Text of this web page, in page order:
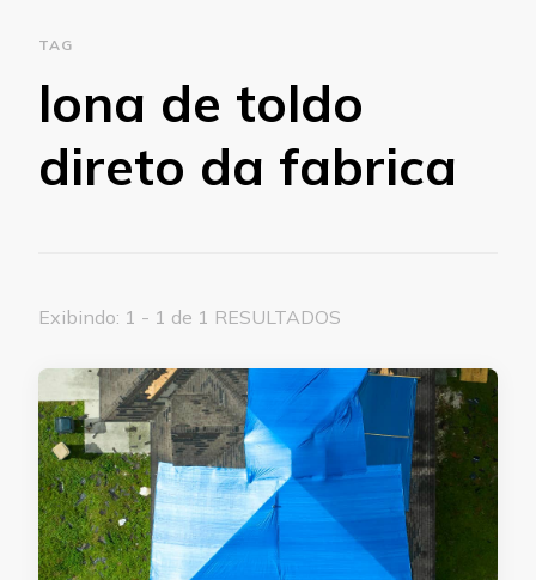
TAG
lona de toldo
direto da fabrica
Exibindo: 1 - 1 de 1 RESULTADOS